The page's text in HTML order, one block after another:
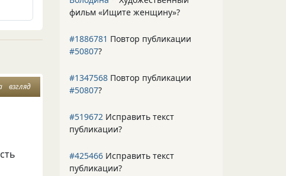
взгляд
фильм «Ищите женщину»?
#1886781 Повтор публикации
#50807?
#1347568 Повтор публикации
#50807?
#519672 Исправить текст
публикации?
#425466 Исправить текст
публикации?